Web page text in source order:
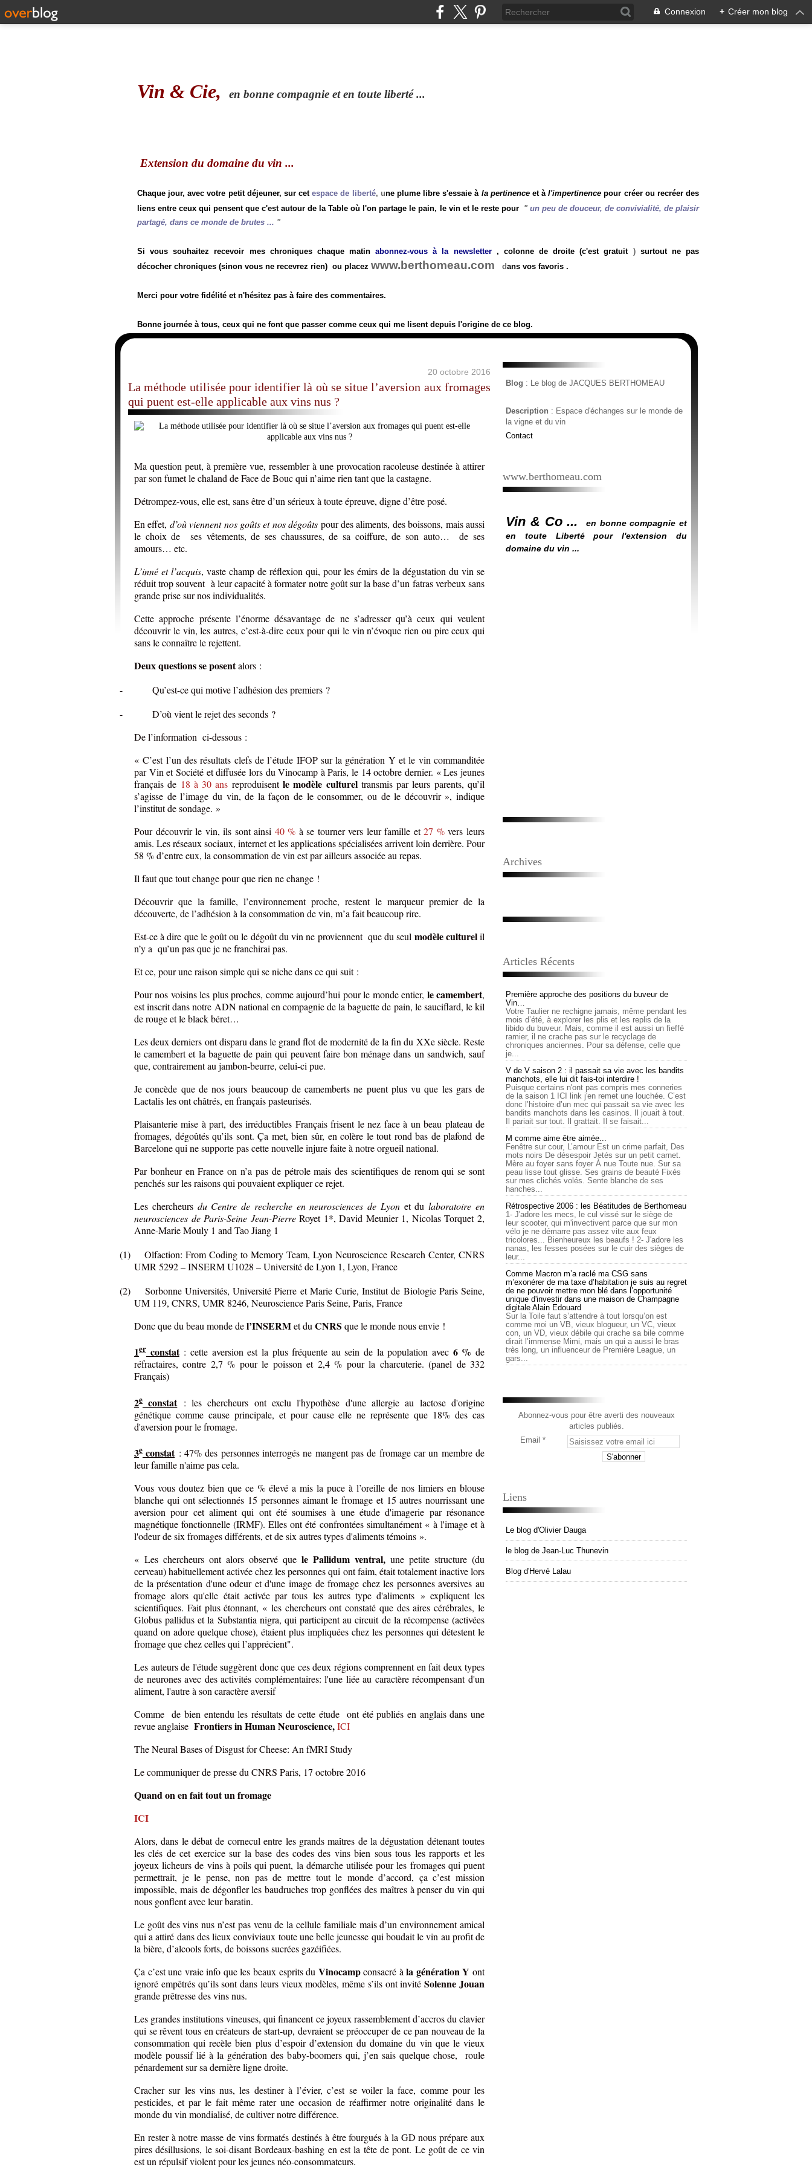
Connexion + Créer mon blog
Vin & Cie, en bonne compagnie et en toute liberté ...
Extension du domaine du vin ...
Chaque jour, avec votre petit déjeuner, sur cetespace de liberté, une plume libre s'essaie à la pertinenceet àl'impertinence pour créer ou recréer des
liens entre ceux qui pensent que c'est autour de la Table où l'on partage le pain, le vin et le reste pour "un peu de douceur, de convivialité, de plaisir
partagé, dans ce monde de brutes ... "
Si vous souhaitez recevoir mes chroniques chaque matinabonnez-vous à la newsletter, colonne de droite (c'est gratuit) surtout ne pas
décocher chroniques (sinon vous ne recevrez rien) ou placez www.berthomeau.com dans vos favoris .
Merci pour votre fidélité et n'hésitez pas à faire des commentaires.
Bonne journée à tous, ceux qui ne font que passer comme ceux qui me lisent depuis l'origine de ce blog.
20 octobre 2016
La méthode utilisée pour identifier là où se situe l’aversion aux fromages
qui puent est-elle applicable aux vins nus ?
Ma question peut, à première vue, ressembler à une provocation racoleuse destinée à attirer
par son fumet le chaland de Face de Bouc qui n’aime rien tant que la castagne.
Détrompez-vous, elle est, sans être d’un sérieux à toute épreuve, digne d’être posé.
En effet, d’où viennent nos goûts et nos dégoûts pour des aliments, des boissons, mais aussi
le choix de ses vêtements, de ses chaussures, de sa coiffure, de son auto… de ses
amours… etc.
L’inné et l’acquis, vaste champ de réflexion qui, pour les émirs de la dégustation du vin se
réduit trop souvent à leur capacité à formater notre goût sur la base d’un fatras verbeux sans
grande prise sur nos individualités.
Cette approche présente l’énorme désavantage de ne s’adresser qu’à ceux qui veulent
découvrir le vin, les autres, c’est-à-dire ceux pour qui le vin n’évoque rien ou pire ceux qui
sans le connaître le rejettent.
Deux questions se posentalors :
-
Qu’est-ce qui motive l’adhésion des premiers ?
-
D’où vient le rejet des seconds ?
De l’information ci-dessous :
« C’est l’un des résultats clefs de l’étude IFOP sur la génération Y et le vin commanditée
par Vin et Société et diffusée lors du Vinocamp à Paris, le 14 octobre dernier. « Les jeunes
français de 18 à 30 ans reproduisentle modèle cultureltransmis par leurs parents, qu’il
s’agisse de l’image du vin, de la façon de le consommer, ou de le découvrir », indique
l’institut de sondage. »
Pour découvrir le vin, ils sont ainsi 40 % à se tourner vers leur famille et27 %vers leurs
amis. Les réseaux sociaux, internet et les applications spécialisées arrivent loin derrière. Pour
58 % d’entre eux, la consommation de vin est par ailleurs associée au repas.
Il faut que tout change pour que rien ne change !
Découvrir que la famille, l’environnement proche, restent le marqueur premier de la
découverte, de l’adhésion à la consommation de vin, m’a fait beaucoup rire.
Est-ce à dire que le goût ou le dégoût du vin ne proviennent que du seul modèle culturelil
n’y a qu’un pas que je ne franchirai pas.
Et ce, pour une raison simple qui se niche dans ce qui suit :
Pour nos voisins les plus proches, comme aujourd’hui pour le monde entier, le camembert,
est inscrit dans notre ADN national en compagnie de la baguette de pain, le sauciflard, le kil
de rouge et le black béret…
Les deux derniers ont disparu dans le grand flot de modernité de la fin du XXe siècle. Reste
le camembert et la baguette de pain qui peuvent faire bon ménage dans un sandwich, sauf
que, contrairement au jambon-beurre, celui-ci pue.
Je concède que de nos jours beaucoup de camemberts ne puent plus vu que les gars de
Lactalis les ont châtrés, en français pasteurisés.
Plaisanterie mise à part, des irréductibles Français frisent le nez face à un beau plateau de
fromages, dégoûtés qu’ils sont. Ça met, bien sûr, en colère le tout rond bas de plafond de
Barcelone qui ne supporte pas cette nouvelle injure faite à notre orgueil national.
Par bonheur en France on n’a pas de pétrole mais des scientifiques de renom qui se sont
penchés sur les raisons qui pouvaient expliquer ce rejet.
Les chercheurs du Centre de recherche en neurosciences de Lyonet dulaboratoire en
neurosciences de Paris-Seine Jean-PierreRoyet 1*, David Meunier 1, Nicolas Torquet 2,
Anne-Marie Mouly 1 and Tao Jiang 1
(1)
Olfaction: From Coding to Memory Team, Lyon Neuroscience Research Center, CNRS
UMR 5292 – INSERM U1028 – Université de Lyon 1, Lyon, France
(2)
Sorbonne Universités, Université Pierre et Marie Curie, Institut de Biologie Paris Seine,
UM 119, CNRS, UMR 8246, Neuroscience Paris Seine, Paris, France
Donc que du beau monde del’INSERMet du CNRS que le monde nous envie !
1er constat: cette aversion est la plus fréquente au sein de la population avec 6 % de
réfractaires, contre 2,7 % pour le poisson et 2,4 % pour la charcuterie. (panel de 332
Français)
2e constat: les chercheurs ont exclu l'hypothèse d'une allergie au lactose d'origine
génétique comme cause principale, et pour cause elle ne représente que 18% des cas
d'aversion pour le fromage.
3e constat: 47% des personnes interrogés ne mangent pas de fromage car un membre de
leur famille n'aime pas cela.
Vous vous doutez bien que ce % élevé a mis la puce à l’oreille de nos limiers en blouse
blanche qui ont sélectionnés 15 personnes aimant le fromage et 15 autres nourrissant une
aversion pour cet aliment qui ont été soumises à une étude d'imagerie par résonance
magnétique fonctionnelle (IRMF). Elles ont été confrontées simultanément « à l'image et à
l'odeur de six fromages différents, et de six autres types d'aliments témoins ».
« Les chercheurs ont alors observé que le Pallidum ventral, une petite structure (du
cerveau) habituellement activée chez les personnes qui ont faim, était totalement inactive lors
de la présentation d'une odeur et d'une image de fromage chez les personnes aversives au
fromage alors qu'elle était activée par tous les autres type d'aliments » expliquent les
scientifiques. Fait plus étonnant, « les chercheurs ont constaté que des aires cérébrales, le
Globus pallidus et la Substantia nigra, qui participent au circuit de la récompense (activées
quand on adore quelque chose), étaient plus impliquées chez les personnes qui détestent le
fromage que chez celles qui l’apprécient".
Les auteurs de l'étude suggèrent donc que ces deux régions comprennent en fait deux types
de neurones avec des activités complémentaires: l'une liée au caractère récompensant d'un
aliment, l'autre à son caractère aversif
Comme de bien entendu les résultats de cette étude ont été publiés en anglais dans une
revue anglaise Frontiers in Human Neuroscience,ICI
The Neural Bases of Disgust for Cheese: An fMRI Study
Le communiquer de presse du CNRS Paris, 17 octobre 2016
Quand on en fait tout un fromage
ICI
Alors, dans le débat de cornecul entre les grands maîtres de la dégustation détenant toutes
les clés de cet exercice sur la base des codes des vins bien sous tous les rapports et les
joyeux licheurs de vins à poils qui puent, la démarche utilisée pour les fromages qui puent
permettrait, je le pense, non pas de mettre tout le monde d’accord, ça c’est mission
impossible, mais de dégonfler les baudruches trop gonflées des maîtres à penser du vin qui
nous gonflent avec leur baratin.
Le goût des vins nus n’est pas venu de la cellule familiale mais d’un environnement amical
qui a attiré dans des lieux conviviaux toute une belle jeunesse qui boudait le vin au profit de
la bière, d’alcools forts, de boissons sucrées gazéifiées.
Ça c’est une vraie info que les beaux esprits du Vinocampconsacré àla génération Y ont
ignoré empêtrés qu’ils sont dans leurs vieux modèles, même s’ils ont invitéSolenne Jouan
grande prêtresse des vins nus.
Les grandes institutions vineuses, qui financent ce joyeux rassemblement d’accros du clavier
qui se rêvent tous en créateurs de start-up, devraient se préoccuper de ce pan nouveau de la
consommation qui recèle bien plus d’espoir d’extension du domaine du vin que le vieux
modèle poussif lié à la génération des baby-boomers qui, j’en sais quelque chose, roule
pénardement sur sa dernière ligne droite.
Cracher sur les vins nus, les destiner à l’évier, c’est se voiler la face, comme pour les
pesticides, et par le fait même rater une occasion de réaffirmer notre originalité dans le
monde du vin mondialisé, de cultiver notre différence.
En rester à notre masse de vins formatés destinés à être fourgués à la GD nous prépare aux
pires désillusions, le soi-disant Bordeaux-bashing en est la tête de pont. Le goût de ce vin
est un répulsif violent pour les jeunes néo-consommateurs.
Blog : Le blog de JACQUES BERTHOMEAU
Description : Espace d'échanges sur le monde de
la vigne et du vin
Contact
www.berthomeau.com
Vin & Co ...
en bonne compagnie et
en toute Liberté pour l'extension du
domaine du vin ...
Archives
Articles Récents
Première approche des positions du buveur de
Vin…
Votre Taulier ne rechigne jamais, même pendant les
mois d’été, à explorer les plis et les replis de la
libido du buveur. Mais, comme il est aussi un fieffé
ramier, il ne crache pas sur le recyclage de
chroniques anciennes. Pour sa défense, celle que
je...
V de V saison 2 : il passait sa vie avec les bandits
manchots, elle lui dit fais-toi interdire !
Puisque certains n'ont pas compris mes conneries
de la saison 1 ICI link j'en remet une louchée. C’est
donc l’histoire d’un mec qui passait sa vie avec les
bandits manchots dans les casinos. Il jouait à tout.
Il pariait sur tout. Il grattait. Il se faisait...
M comme aime être aimée...
Fenêtre sur cour, L’amour Est un crime parfait, Des
mots noirs De désespoir Jetés sur un petit carnet.
Mère au foyer sans foyer À nue Toute nue. Sur sa
peau lisse tout glisse. Ses grains de beauté Fixés
sur mes clichés volés. Sente blanche de ses
hanches...
Rétrospective 2006 : les Béatitudes de Berthomeau
1- J'adore les mecs, le cul vissé sur le siège de
leur scooter, qui m'invectivent parce que sur mon
vélo je ne démarre pas assez vite aux feux
tricolores... Bienheureux les beaufs ! 2- J'adore les
nanas, les fesses posées sur le cuir des sièges de
leur...
Comme Macron m’a raclé ma CSG sans
m’exonérer de ma taxe d’habitation je suis au regret
de ne pouvoir mettre mon blé dans l’opportunité
unique d'investir dans une maison de Champagne
digitale Alain Edouard
Sur la Toile faut s’attendre à tout lorsqu’on est
comme moi un VB, vieux blogueur, un VC, vieux
con, un VD, vieux débile qui crache sa bile comme
dirait l’immense Mimi, mais un qui a aussi le bras
très long, un influenceur de Première League, un
gars...
Abonnez-vous pour être averti des nouveaux
articles publiés.
Email
Liens
Le blog d'Olivier Dauga
le blog de Jean-Luc Thunevin
Blog d'Hervé Lalau